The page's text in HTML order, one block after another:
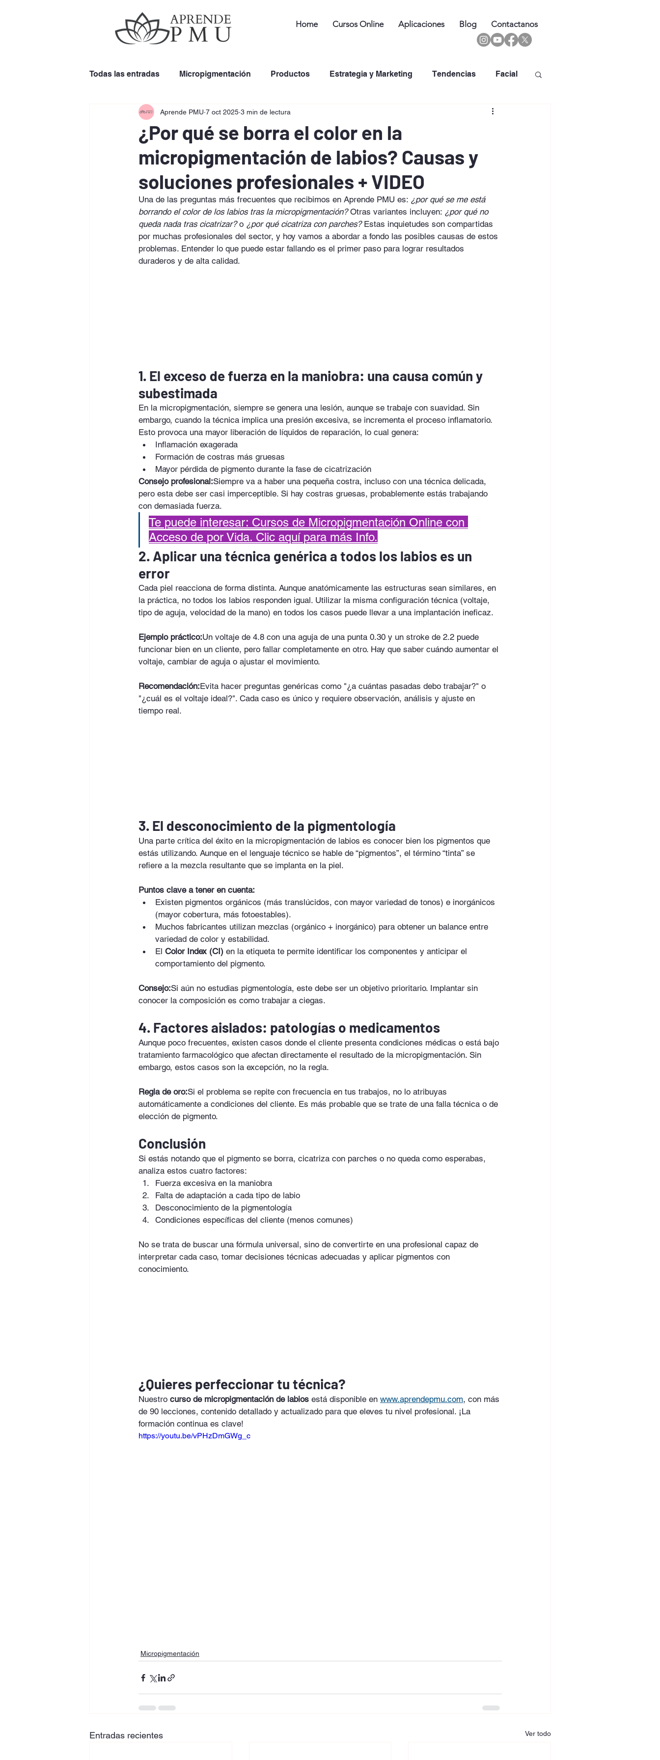
Home Cursos Online Aplicaciones Blog Contactanos
Todas las entradas Micropigmentación Productos Estrategia y Marketing Tendencias Facial
Remoción de Cejas Uso de Tintas de Tatuaje en PMU
¿Por qué se borra el color en la
micropigmentación de labios? Causas y
soluciones profesionales + VIDEO
Aprende PMU 7 oct 2025 3 min de lectura
Una de las preguntas más frecuentes que recibimos en Aprende PMU es: ¿por qué se me está
borrando el color de los labios tras la micropigmentación? Otras variantes incluyen: ¿por qué no
queda nada tras cicatrizar? o ¿por qué cicatriza con parches? Estas inquietudes son compartidas
por muchas profesionales del sector, y hoy vamos a abordar a fondo las posibles causas de estos
problemas. Entender lo que puede estar fallando es el primer paso para lograr resultados
duraderos y de alta calidad.
1. El exceso de fuerza en la maniobra: una causa común y
subestimada
En la micropigmentación, siempre se genera una lesión, aunque se trabaje con suavidad. Sin
embargo, cuando la técnica implica una presión excesiva, se incrementa el proceso inflamatorio.
Esto provoca una mayor liberación de líquidos de reparación, lo cual genera:
Inflamación exagerada
Formación de costras más gruesas
Mayor pérdida de pigmento durante la fase de cicatrización
Consejo profesional:Siempre va a haber una pequeña costra, incluso con una técnica delicada,
pero esta debe ser casi imperceptible. Si hay costras gruesas, probablemente estás trabajando
con demasiada fuerza.
Te puede interesar: Cursos de Micropigmentación Online con
Acceso de por Vida. Clic aquí para más Info.
2. Aplicar una técnica genérica a todos los labios es un
error
Cada piel reacciona de forma distinta. Aunque anatómicamente las estructuras sean similares, en
la práctica, no todos los labios responden igual. Utilizar la misma configuración técnica (voltaje,
tipo de aguja, velocidad de la mano) en todos los casos puede llevar a una implantación ineficaz.
Ejemplo práctico:Un voltaje de 4.8 con una aguja de una punta 0.30 y un stroke de 2.2 puede
funcionar bien en un cliente, pero fallar completamente en otro. Hay que saber cuándo aumentar el
voltaje, cambiar de aguja o ajustar el movimiento.
Recomendación:Evita hacer preguntas genéricas como "¿a cuántas pasadas debo trabajar?" o
"¿cuál es el voltaje ideal?". Cada caso es único y requiere observación, análisis y ajuste en
tiempo real.
3. El desconocimiento de la pigmentología
Una parte crítica del éxito en la micropigmentación de labios es conocer bien los pigmentos que
estás utilizando. Aunque en el lenguaje técnico se hable de “pigmentos”, el término “tinta” se
refiere a la mezcla resultante que se implanta en la piel.
Puntos clave a tener en cuenta:
Existen pigmentos orgánicos (más translúcidos, con mayor variedad de tonos) e inorgánicos
(mayor cobertura, más fotoestables).
Muchos fabricantes utilizan mezclas (orgánico + inorgánico) para obtener un balance entre
variedad de color y estabilidad.
El Color Index (CI) en la etiqueta te permite identificar los componentes y anticipar el
comportamiento del pigmento.
Consejo:Si aún no estudias pigmentología, este debe ser un objetivo prioritario. Implantar sin
conocer la composición es como trabajar a ciegas.
4. Factores aislados: patologías o medicamentos
Aunque poco frecuentes, existen casos donde el cliente presenta condiciones médicas o está bajo
tratamiento farmacológico que afectan directamente el resultado de la micropigmentación. Sin
embargo, estos casos son la excepción, no la regla.
Regla de oro:Si el problema se repite con frecuencia en tus trabajos, no lo atribuyas
automáticamente a condiciones del cliente. Es más probable que se trate de una falla técnica o de
elección de pigmento.
Conclusión
Si estás notando que el pigmento se borra, cicatriza con parches o no queda como esperabas,
analiza estos cuatro factores:
Fuerza excesiva en la maniobra
Falta de adaptación a cada tipo de labio
Desconocimiento de la pigmentología
Condiciones específicas del cliente (menos comunes)
No se trata de buscar una fórmula universal, sino de convertirte en una profesional capaz de
interpretar cada caso, tomar decisiones técnicas adecuadas y aplicar pigmentos con
conocimiento.
¿Quieres perfeccionar tu técnica?
Nuestro curso de micropigmentación de labios está disponible en www.aprendepmu.com, con más
de 90 lecciones, contenido detallado y actualizado para que eleves tu nivel profesional. ¡La
formación continua es clave!
https://youtu.be/vPHzDmGWg_c
Micropigmentación
Entradas recientes Ver todo